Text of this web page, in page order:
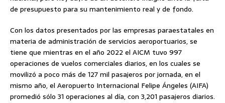
de presupuesto para su mantenimiento real y de fondo.
Con los datos presentados por las empresas paraestatales en
materia de administración de servicios aeroportuarios, se
tiene que mientras en el año 2022 el AICM tuvo 997
operaciones de vuelos comerciales diarios, en los cuales se
movilizó a poco más de 127 mil pasajeros por jornada, en el
mismo año, el Aeropuerto Internacional Felipe Ángeles (AIFA)
promedió sólo 31 operaciones al día, con 3,201 pasajeros diarios.